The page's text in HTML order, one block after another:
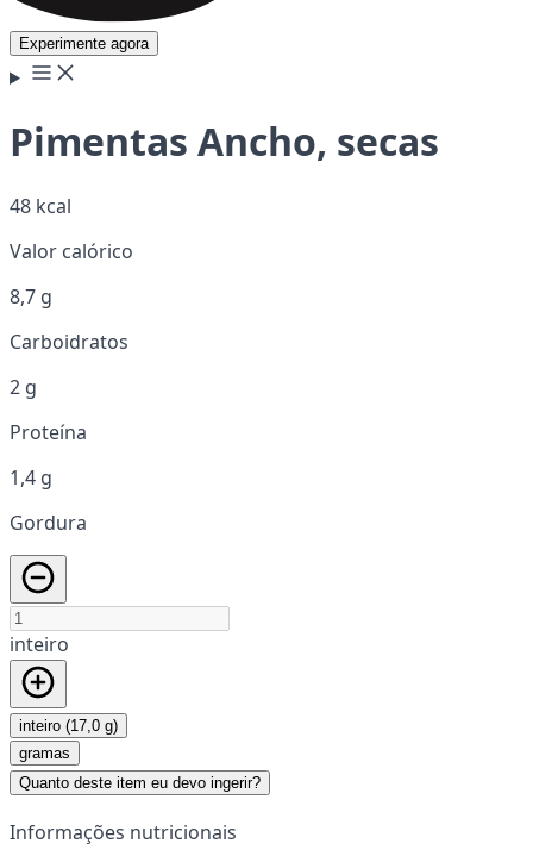
Experimente agora
Pimentas Ancho, secas
48 kcal
Valor calórico
8,7 g
Carboidratos
2 g
Proteína
1,4 g
Gordura
inteiro
inteiro (17,0 g)
gramas
Quanto deste item eu devo ingerir?
Informações nutricionais